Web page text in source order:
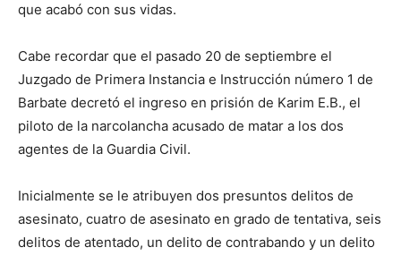
que acabó con sus vidas.
Cabe recordar que el pasado 20 de septiembre el
Juzgado de Primera Instancia e Instrucción número 1 de
Barbate decretó el ingreso en prisión de Karim E.B., el
piloto de la narcolancha acusado de matar a los dos
agentes de la Guardia Civil.
Inicialmente se le atribuyen dos presuntos delitos de
asesinato, cuatro de asesinato en grado de tentativa, seis
delitos de atentado, un delito de contrabando y un delito